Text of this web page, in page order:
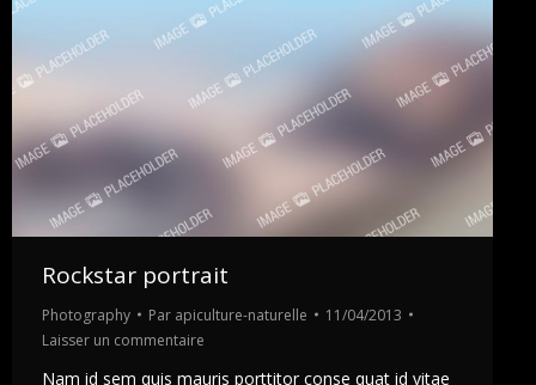
Rockstar portrait
Photography Par apiculture-naturelle
11/04/2013
Laisser un commentaire
Nam id sem quis mauris porttitor conse quat id vitae